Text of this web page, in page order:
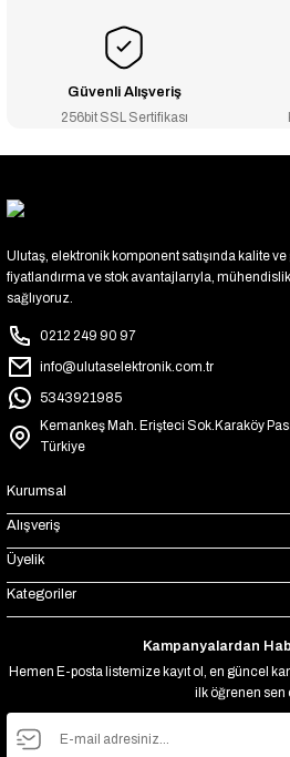
Güvenli Alışveriş
256bit SSL Sertifikası
Ulutaş, elektronik komponent satışında kalite
fiyatlandırma ve stok avantajlarıyla,
sağlıyoruz.
0212 249 90 97
info@ulutaselektronik.com.tr
5343921985
Kemankeş Mah. Erişteci Sok.Karaköy
Türkiye
Kurumsal
Alışveriş
Üyelik
Kategoriler
Kampanyalardan
Hemen E-posta listemize kayıt ol, en güncel
ilk öğrenen sen